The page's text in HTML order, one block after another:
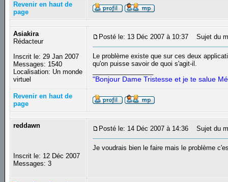
Revenir en haut de
page
Asiakira
Rédacteur
Inscrit le: 29 Jan 2007
Messages: 1540
Localisation: Un monde
virtuel
Posté le: 13 Déc 2007 à 10:37 Sujet du
Le problème existe que sur ces deux
qu'on puisse savoir de quoi s'agit-il.
"Bonjour Dame Tristesse et je te salue
Revenir en haut de
page
reddawn
Inscrit le: 12 Déc 2007
Messages: 3
Posté le: 14 Déc 2007 à 14:36 Sujet du
Je voudrais bien le faire mais le problème